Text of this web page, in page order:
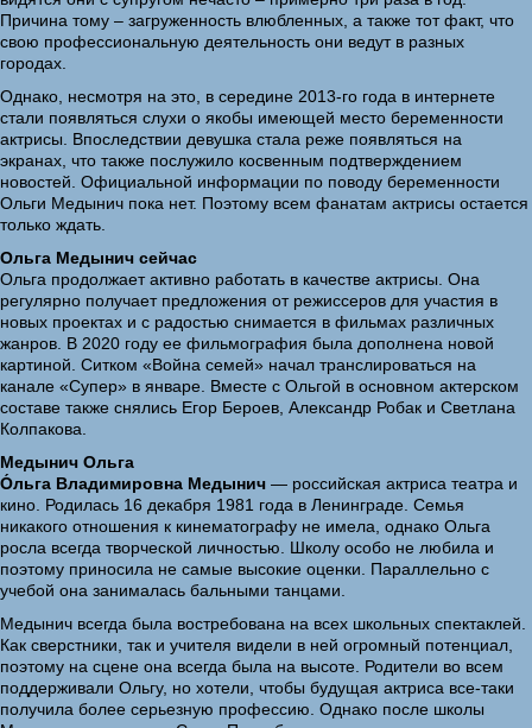
Причина тому – загруженность влюбленных, а также тот факт, что
свою профессиональную деятельность они ведут в разных
городах.
Однако, несмотря на это, в середине 2013-го года в интернете
стали появляться слухи о якобы имеющей место беременности
актрисы. Впоследствии девушка стала реже появляться на
экранах, что также послужило косвенным подтверждением
новостей. Официальной информации по поводу беременности
Ольги Медынич пока нет. Поэтому всем фанатам актрисы остается
только ждать.
Ольга Медынич сейчас
Ольга продолжает активно работать в качестве актрисы. Она
регулярно получает предложения от режиссеров для участия в
новых проектах и с радостью снимается в фильмах различных
жанров. В 2020 году ее фильмография была дополнена новой
картиной. Ситком «Война семей» начал транслироваться на
канале «Супер» в январе. Вместе с Ольгой в основном актерском
составе также снялись Егор Бероев, Александр Робак и Светлана
Колпакова.
Медынич Ольга
О́льга Владимировна Медынич — российская актриса театра и
кино. Родилась 16 декабря 1981 года в Ленинграде. Семья
никакого отношения к кинематографу не имела, однако Ольга
росла всегда творческой личностью. Школу особо не любила и
поэтому приносила не самые высокие оценки. Параллельно с
учебой она занималась бальными танцами.
Медынич всегда была востребована на всех школьных спектаклей.
Как сверстники, так и учителя видели в ней огромный потенциал,
поэтому на сцене она всегда была на высоте. Родители во всем
поддерживали Ольгу, но хотели, чтобы будущая актриса все-таки
получила более серьезную профессию. Однако после школы